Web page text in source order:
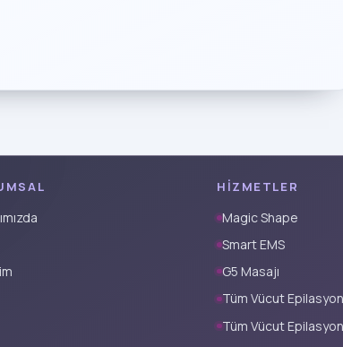
HIZMETLER
Magic Shape
Smart EMS
G5 Masajı
Tüm Vücut
Tüm Vücut